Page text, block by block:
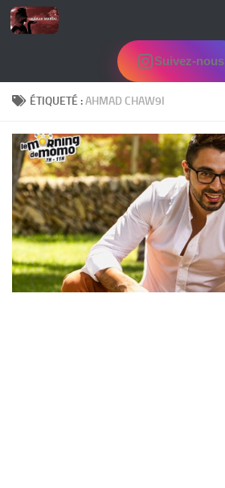
Skip to content
Suivez-nous
ÉTIQUETÉ :AHMAD CHAW9I